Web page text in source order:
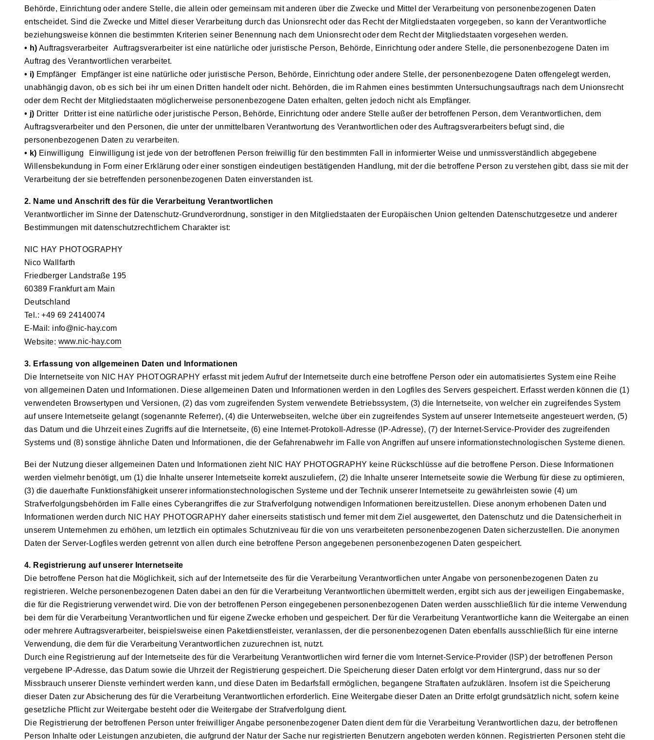
Behörde, Einrichtung oder andere Stelle, die allein oder gemeinsam mit anderen über die Zwecke und Mittel der Verarbeitung von personenbezogenen Daten
entscheidet. Sind die Zwecke und Mittel dieser Verarbeitung durch das Unionsrecht oder das Recht der Mitgliedstaaten vorgegeben, so kann der Verantwortliche
beziehungsweise können die bestimmten Kriterien seiner Benennung nach dem Unionsrecht oder dem Recht der Mitgliedstaaten vorgesehen werden.
• h) Auftragsverarbeiter Auftragsverarbeiter ist eine natürliche oder juristische Person, Behörde, Einrichtung oder andere Stelle, die personenbezogene Daten im
Auftrag des Verantwortlichen verarbeitet.
• i) Empfänger Empfänger ist eine natürliche oder juristische Person, Behörde, Einrichtung oder andere Stelle, der personenbezogene Daten offengelegt werden,
unabhängig davon, ob es sich bei ihr um einen Dritten handelt oder nicht. Behörden, die im Rahmen eines bestimmten Untersuchungsauftrags nach dem Unionsrecht
oder dem Recht der Mitgliedstaaten möglicherweise personenbezogene Daten erhalten, gelten jedoch nicht als Empfänger.
• j) Dritter Dritter ist eine natürliche oder juristische Person, Behörde, Einrichtung oder andere Stelle außer der betroffenen Person, dem Verantwortlichen, dem
Auftragsverarbeiter und den Personen, die unter der unmittelbaren Verantwortung des Verantwortlichen oder des Auftragsverarbeiters befugt sind, die
personenbezogenen Daten zu verarbeiten.
• k) Einwilligung Einwilligung ist jede von der betroffenen Person freiwillig für den bestimmten Fall in informierter Weise und unmissverständlich abgegebene
Willensbekundung in Form einer Erklärung oder einer sonstigen eindeutigen bestätigenden Handlung, mit der die betroffene Person zu verstehen gibt, dass sie mit der
Verarbeitung der sie betreffenden personenbezogenen Daten einverstanden ist.
2. Name und Anschrift des für die Verarbeitung Verantwortlichen
Verantwortlicher im Sinne der Datenschutz-Grundverordnung, sonstiger in den Mitgliedstaaten der Europäischen Union geltenden Datenschutzgesetze und anderer
Bestimmungen mit datenschutzrechtlichem Charakter ist:
NIC HAY PHOTOGRAPHY
Nico Wallfarth
Friedberger Landstraße 195
60389 Frankfurt am Main
Deutschland
Tel.: +49 69 24140074
E-Mail: info@nic-hay.com
Website: www.nic-hay.com
3. Erfassung von allgemeinen Daten und Informationen
Die Internetseite von NIC HAY PHOTOGRAPHY erfasst mit jedem Aufruf der Internetseite durch eine betroffene Person oder ein automatisiertes System eine Reihe
von allgemeinen Daten und Informationen. Diese allgemeinen Daten und Informationen werden in den Logfiles des Servers gespeichert. Erfasst werden können die (1)
verwendeten Browsertypen und Versionen, (2) das vom zugreifenden System verwendete Betriebssystem, (3) die Internetseite, von welcher ein zugreifendes System
auf unsere Internetseite gelangt (sogenannte Referrer), (4) die Unterwebseiten, welche über ein zugreifendes System auf unserer Internetseite angesteuert werden, (5)
das Datum und die Uhrzeit eines Zugriffs auf die Internetseite, (6) eine Internet-Protokoll-Adresse (IP-Adresse), (7) der Internet-Service-Provider des zugreifenden
Systems und (8) sonstige ähnliche Daten und Informationen, die der Gefahrenabwehr im Falle von Angriffen auf unsere informationstechnologischen Systeme dienen.
Bei der Nutzung dieser allgemeinen Daten und Informationen zieht NIC HAY PHOTOGRAPHY keine Rückschlüsse auf die betroffene Person. Diese Informationen
werden vielmehr benötigt, um (1) die Inhalte unserer Internetseite korrekt auszuliefern, (2) die Inhalte unserer Internetseite sowie die Werbung für diese zu optimieren,
(3) die dauerhafte Funktionsfähigkeit unserer informationstechnologischen Systeme und der Technik unserer Internetseite zu gewährleisten sowie (4) um
Strafverfolgungsbehörden im Falle eines Cyberangriffes die zur Strafverfolgung notwendigen Informationen bereitzustellen. Diese anonym erhobenen Daten und
Informationen werden durch NIC HAY PHOTOGRAPHY daher einerseits statistisch und ferner mit dem Ziel ausgewertet, den Datenschutz und die Datensicherheit in
unserem Unternehmen zu erhöhen, um letztlich ein optimales Schutzniveau für die von uns verarbeiteten personenbezogenen Daten sicherzustellen. Die anonymen
Daten der Server-Logfiles werden getrennt von allen durch eine betroffene Person angegebenen personenbezogenen Daten gespeichert.
4. Registrierung auf unserer Internetseite
Die betroffene Person hat die Möglichkeit, sich auf der Internetseite des für die Verarbeitung Verantwortlichen unter Angabe von personenbezogenen Daten zu
registrieren. Welche personenbezogenen Daten dabei an den für die Verarbeitung Verantwortlichen übermittelt werden, ergibt sich aus der jeweiligen Eingabemaske,
die für die Registrierung verwendet wird. Die von der betroffenen Person eingegebenen personenbezogenen Daten werden ausschließlich für die interne Verwendung
bei dem für die Verarbeitung Verantwortlichen und für eigene Zwecke erhoben und gespeichert. Der für die Verarbeitung Verantwortliche kann die Weitergabe an einen
oder mehrere Auftragsverarbeiter, beispielsweise einen Paketdienstleister, veranlassen, der die personenbezogenen Daten ebenfalls ausschließlich für eine interne
Verwendung, die dem für die Verarbeitung Verantwortlichen zuzurechnen ist, nutzt.
Durch eine Registrierung auf der Internetseite des für die Verarbeitung Verantwortlichen wird ferner die vom Internet-Service-Provider (ISP) der betroffenen Person
vergebene IP-Adresse, das Datum sowie die Uhrzeit der Registrierung gespeichert. Die Speicherung dieser Daten erfolgt vor dem Hintergrund, dass nur so der
Missbrauch unserer Dienste verhindert werden kann, und diese Daten im Bedarfsfall ermöglichen, begangene Straftaten aufzuklären. Insofern ist die Speicherung
dieser Daten zur Absicherung des für die Verarbeitung Verantwortlichen erforderlich. Eine Weitergabe dieser Daten an Dritte erfolgt grundsätzlich nicht, sofern keine
gesetzliche Pflicht zur Weitergabe besteht oder die Weitergabe der Strafverfolgung dient.
Die Registrierung der betroffenen Person unter freiwilliger Angabe personenbezogener Daten dient dem für die Verarbeitung Verantwortlichen dazu, der betroffenen
Person Inhalte oder Leistungen anzubieten, die aufgrund der Natur der Sache nur registrierten Benutzern angeboten werden können. Registrierten Personen steht die